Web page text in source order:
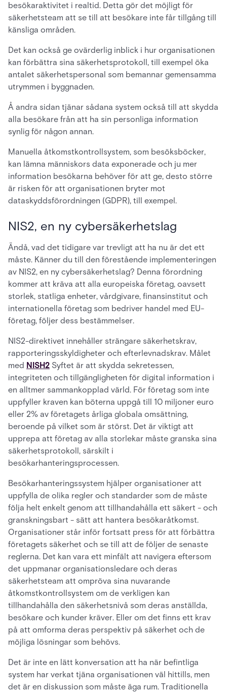
besökaraktivitet i realtid. Detta gör det möjligt för
säkerhetsteam att se till att besökare inte får tillgång till
känsliga områden.
Det kan också ge ovärderlig inblick i hur organisationen
kan förbättra sina säkerhetsprotokoll, till exempel öka
antalet säkerhetspersonal som bemannar gemensamma
utrymmen i byggnaden.
Å andra sidan tjänar sådana system också till att skydda
alla besökare från att ha sin personliga information
synlig för någon annan.
Manuella åtkomstkontrollsystem, som besöksböcker,
kan lämna människors data exponerade och ju mer
information besökarna behöver för att ge, desto större
är risken för att organisationen bryter mot
dataskyddsförordningen (GDPR), till exempel.
NIS2, en ny cybersäkerhetslag
Ändå, vad det tidigare var trevligt att ha nu är det ett
måste. Känner du till den förestående implementeringen
av NIS2, en ny cybersäkerhetslag? Denna förordning
kommer att kräva att alla europeiska företag, oavsett
storlek, statliga enheter, vårdgivare, finansinstitut och
internationella företag som bedriver handel med EU-
företag, följer dess bestämmelser.
NIS2-direktivet innehåller strängare säkerhetskrav,
rapporteringsskyldigheter och efterlevnadskrav. Målet
med NISH2 Syftet är att skydda sekretessen,
integriteten och tillgängligheten för digital information i
en alltmer sammankopplad värld. För företag som inte
uppfyller kraven kan böterna uppgå till 10 miljoner euro
eller 2% av företagets årliga globala omsättning,
beroende på vilket som är störst. Det är viktigt att
upprepa att företag av alla storlekar måste granska sina
säkerhetsprotokoll, särskilt i
besökarhanteringsprocessen.
Besökarhanteringssystem hjälper organisationer att
uppfylla de olika regler och standarder som de måste
följa helt enkelt genom att tillhandahålla ett säkert - och
granskningsbart - sätt att hantera besökaråtkomst.
Organisationer står inför fortsatt press för att förbättra
företagets säkerhet och se till att de följer de senaste
reglerna. Det kan vara ett minfält att navigera eftersom
det uppmanar organisationsledare och deras
säkerhetsteam att ompröva sina nuvarande
åtkomstkontrollsystem om de verkligen kan
tillhandahålla den säkerhetsnivå som deras anställda,
besökare och kunder kräver. Eller om det finns ett krav
på att omforma deras perspektiv på säkerhet och de
möjliga lösningar som behövs.
Det är inte en lätt konversation att ha när befintliga
system har verkat tjäna organisationen väl hittills, men
det är en diskussion som måste äga rum. Traditionella